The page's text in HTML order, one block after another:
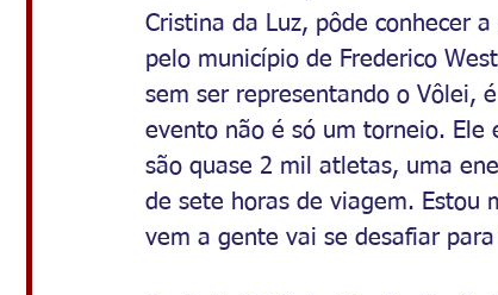
Cristina da Luz, pôde conhecer
pelo município de Frederico
sem ser representando o Vôlei,
evento não é só um torneio.
são quase 2 mil atletas, uma
de sete horas de viagem. Estou
vem a gente vai se desafiar